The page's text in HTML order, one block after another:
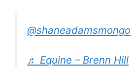
@shaneadamsmongo
♬ Equine – Brenn Hill